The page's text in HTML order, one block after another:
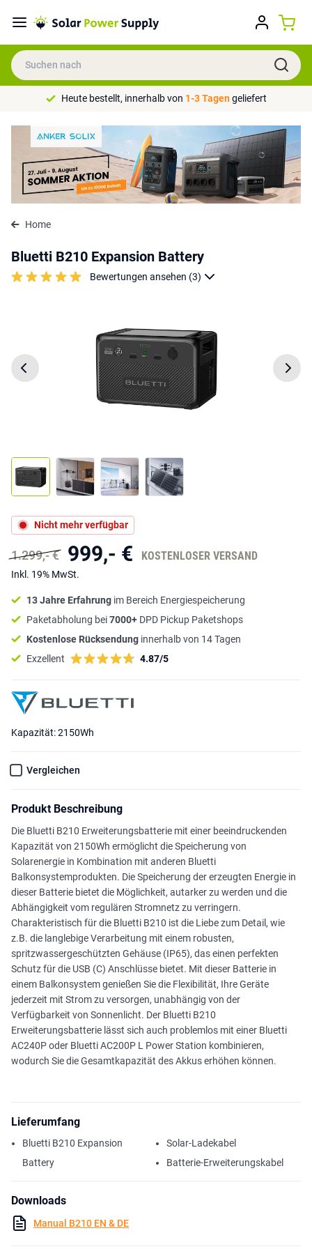
Heute bestellt, innerhalb von 1-3 Tagengeliefert
Home
Bluetti B210 Expansion Battery
Bewertungen ansehen (3)
Nicht mehr verfügbar
1.299,- € 999,- € KOSTENLOSER VERSAND
Inkl. 19% MwSt.
13 Jahre Erfahrung im Bereich Energiespeicherung
Paketabholung bei7000+ DPD Pickup Paketshops
Kostenlose Rücksendung innerhalb von 14 Tagen
Exzellent
4.87/5
Kapazität: 2150Wh
Vergleichen
Produkt Beschreibung
Die Bluetti B210 Erweiterungsbatterie mit einer beeindruckenden
Kapazität von 2150Wh ermöglicht die Speicherung von
Solarenergie in Kombination mit anderen Bluetti
Balkonsystemprodukten. Die Speicherung der erzeugten Energie in
dieser Batterie bietet die Möglichkeit, autarker zu werden und die
Abhängigkeit vom regulären Stromnetz zu verringern.
Charakteristisch für die Bluetti B210 ist die Liebe zum Detail, wie
z.B. die langlebige Verarbeitung mit einem robusten,
spritzwassergeschützten Gehäuse (IP65), das einen perfekten
Schutz für die USB (C) Anschlüsse bietet. Mit dieser Batterie in
einem Balkonsystem genießen Sie die Flexibilität, Ihre Geräte
jederzeit mit Strom zu versorgen, unabhängig von der
Verfügbarkeit von Sonnenlicht. Der Bluetti B210
Erweiterungsbatterie lässt sich auch problemlos mit einer Bluetti
AC240P oder Bluetti AC200P L Power Station kombinieren,
wodurch Sie die Gesamtkapazität des Akkus erhöhen können.
Lieferumfang
Bluetti B210 Expansion
Battery
Solar-Ladekabel
Batterie-Erweiterungskabel
Downloads
Manual B210 EN & DE